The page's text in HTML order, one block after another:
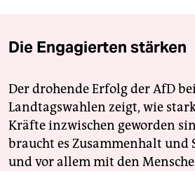
Die Engagierten stärken
Der drohende Erfolg der AfD
Landtagswahlen zeigt, wie
Kräfte inzwischen geworden
braucht es Zusammenhalt und
und vor allem mit den